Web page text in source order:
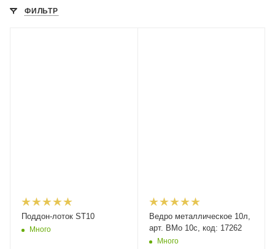
ФИЛЬТР
Поддон-лоток ST10
Много
Ведро металлическое 10л,
арт. ВМо 10с, код: 17262
Много